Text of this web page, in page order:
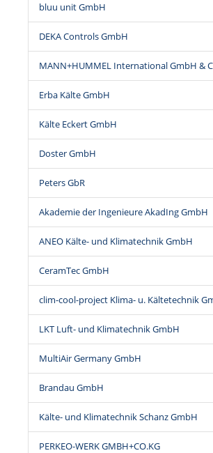
bluu unit GmbH
DEKA Controls GmbH
MANN+HUMMEL International GmbH &
Erba Kälte GmbH
Kälte Eckert GmbH
Doster GmbH
Peters GbR
Akademie der Ingenieure AkadIng GmbH
ANEO Kälte- und Klimatechnik GmbH
CeramTec GmbH
clim-cool-project Klima- u. Kältetechnik
LKT Luft- und Klimatechnik GmbH
MultiAir Germany GmbH
Brandau GmbH
Kälte- und Klimatechnik Schanz GmbH
PERKEO-WERK GMBH+CO.KG